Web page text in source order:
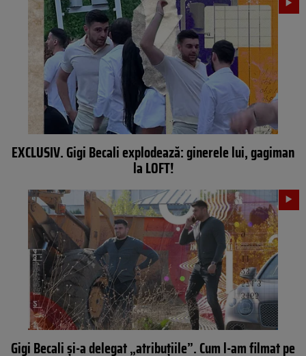
EXCLUSIV. Gigi Becali explodează: ginerele lui, gagiman
la LOFT!
Gigi Becali și-a delegat „atribuțiile”. Cum l-am filmat pe